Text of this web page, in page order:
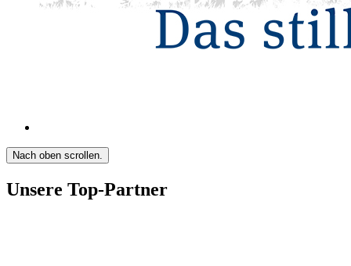
Nach oben scrollen.
Unsere Top-Partner